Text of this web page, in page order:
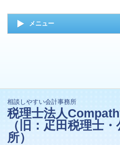
メニュー
相談しやすい会計事務所
税理士法人
（旧：疋田税理士
所）